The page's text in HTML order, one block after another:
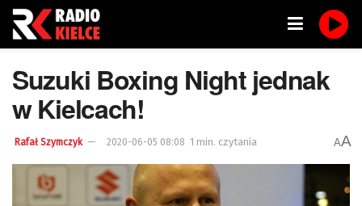
Suzuki Boxing Night jednak
w Kielcach!
Rafał Szymczyk 2020-06-05 08:08 1 min. czytania AA